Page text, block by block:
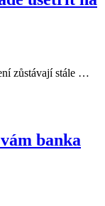
zůstávají stále …
banka